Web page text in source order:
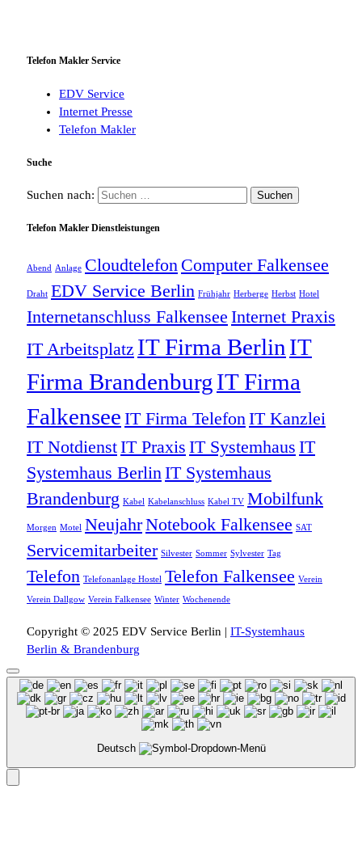
Telefon Makler Service
EDV Service
Internet Presse
Telefon Makler
Suche
Suchen nach:
Telefon Makler Dienstleistungen
Abend Anlage Cloudtelefon Computer Falkensee
Draht EDV Service Berlin Frühjahr Herberge Herbst Hotel
Internetanschluss Falkensee Internet Praxis
IT Arbeitsplatz IT Firma Berlin IT
Firma BrandenburgIT Firma
Falkensee IT Firma TelefonIT Kanzlei
IT NotdienstIT Praxis IT Systemhaus IT
Systemhaus BerlinIT Systemhaus
Brandenburg Kabel Kabelanschluss Kabel TV Mobilfunk
Morgen Motel NeujahrNotebook Falkensee SAT
Servicemitarbeiter Silvester Sommer Sylvester Tag
Telefon Telefonanlage Hostel Telefon Falkensee Verein
Verein Dallgow Verein Falkensee Winter Wochenende
Copyright © 2025 EDV Service Berlin | IT-Systemhaus
Berlin & Brandenburg
Deutsch